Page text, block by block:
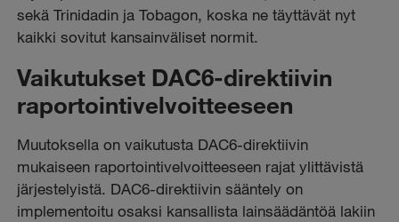
sekä Trinidadin ja Tobagon, koska ne täyttävät nyt
kaikki sovitut kansainväliset normit.
Vaikutukset DAC6-direktiivin
raportointivelvoitteeseen
Muutoksella on vaikutusta DAC6-direktiivin
mukaiseen raportointivelvoitteeseen rajat ylittävistä
järjestelyistä. DAC6-direktiivin sääntely on
implementoitu osaksi kansallista lainsäädäntöä lakiin